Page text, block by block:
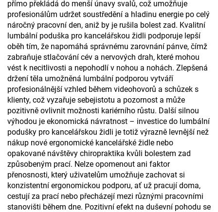
přímo překládá do menší únavy svalů, což umožňuje
profesionálům udržet soustředění a hladinu energie po celý
náročný pracovní den, aniž by je rušila bolest zad. Kvalitní
lumbální poduška pro kancelářskou židli podporuje lepší
oběh tím, že napomáhá správnému zarovnání pánve, čímž
zabraňuje stlačování cév a nervových drah, které mohou
vést k necitlivosti a nepohodlí v nohou a nohách. Zlepšená
držení těla umožněná lumbální podporou vytváří
profesionálnější vzhled během videohovorů a schůzek s
klienty, což vyzařuje sebejistotu a pozornost a může
pozitivně ovlivnit možnosti kariérního růstu. Další silnou
výhodou je ekonomická návratnost – investice do lumbální
podušky pro kancelářskou židli je totiž výrazně levnější než
nákup nové ergonomické kancelářské židle nebo
opakované návštěvy chiropraktika kvůli bolestem zad
způsobeným prací. Nelze opomenout ani faktor
přenosnosti, který uživatelům umožňuje zachovat si
konzistentní ergonomickou podporu, ať už pracují doma,
cestují za prací nebo přecházejí mezi různými pracovními
stanovišti během dne. Pozitivní efekt na duševní pohodu se